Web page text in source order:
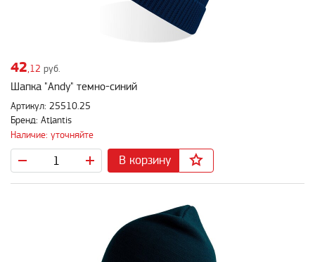
42 ,12 руб.
Шапка "Andy" темно-синий
Артикул: 25510.25
Бренд: Atlantis
Наличие: уточняйте
В корзину